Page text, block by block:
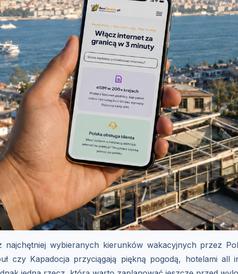
najchętniej wybieranych kierunków wakacyjnych przez
czy Kapadocja przyciągają piękną pogodą, hotelami